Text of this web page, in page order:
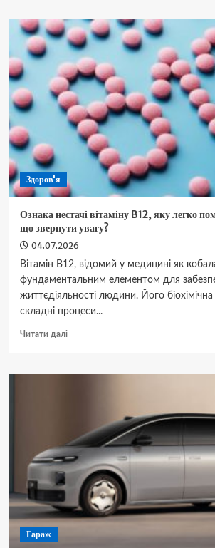
картопляна
запіканка
з
м’ясним
фаршем:
покроковий
класичний
рецепт
Здоров'я
Ознака нестачі вітаміну B12, яку легко
що звернути увагу?
04.07.2026
Вітамін B12, відомий у медицині як
фундаментальним елементом для
життєдіяльності людини. Його
складні процеси...
Читати даліДокладніше
нестачі
помітити
на
руках:
що
звернути
увагу?
Гараж